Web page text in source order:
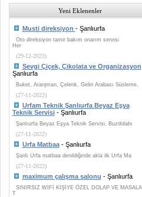
Yeni Eklenenler
Musti direksiyon - Şanlıurfa
Oto direksiyon tamir bakım onarım servisi
Her
(29-12-2023)
Sevgi Çiçek, Çikolata ve Organizasyon
Şanlıurfa
Buket, Aranjman, Çelenk, Gelin Arabası Süsleme,
(27-11-2022)
Urfam Teknik Şanlıurfa Beyaz Eşya
Teknik Servisi- Şanlıurfa
Şanlıurfa Beyaz Eşya Teknik Servisi, Buzdolabı
(27-11-2022)
Urfa Matbaa- Şanlıurfa
Şanlı Urfa matbaa denildiğinde akla ilk Urfa Ma
(27-11-2022)
maximum çalışma salonu - Şanlıurfa
SINIRSIZ WİFİ KİŞİYE ÖZEL DOLAP VE
T